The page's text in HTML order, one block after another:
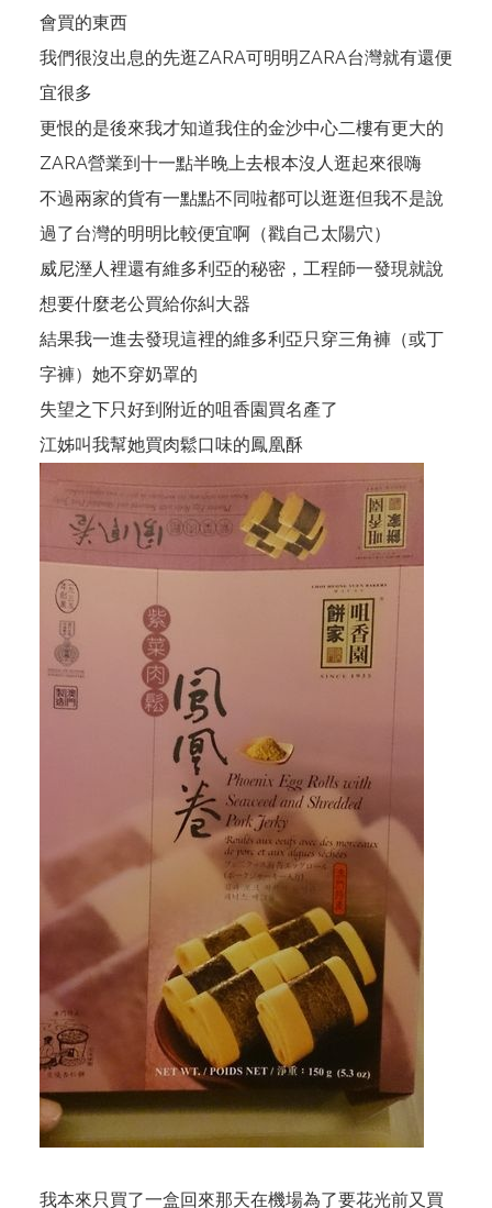
會買的東西
我們很沒出息的先逛ZARA可明明ZARA台灣就有還便
宜很多
更恨的是後來我才知道我住的金沙中心二樓有更大的
ZARA營業到十一點半晚上去根本沒人逛起來很嗨
不過兩家的貨有一點點不同啦都可以逛逛但我不是說
過了台灣的明明比較便宜啊（戳自己太陽穴）
威尼溼人裡還有維多利亞的秘密，工程師一發現就說
想要什麼老公買給你糾大器
結果我一進去發現這裡的維多利亞只穿三角褲（或丁
字褲）她不穿奶罩的
失望之下只好到附近的咀香園買名產了
江姊叫我幫她買肉鬆口味的鳳凰酥
我本來只買了一盒回來那天在機場為了要花光前又買